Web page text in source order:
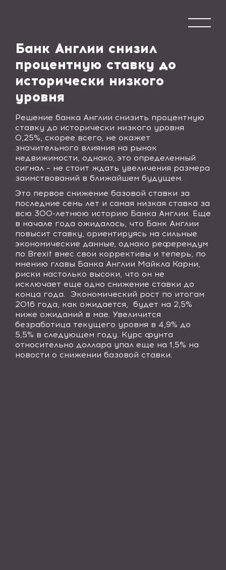
Банк Англии снизил
процентную ставку до
исторически низкого
уровня
Решение банка Англии снизить процентную
ставку до исторически низкого уровня
0,25%, скорее всего, не окажет
значительного влияния на рынок
недвижимости, однако, это определенный
сигнал – не стоит ждать увеличения размера
заимствований в ближайшем будущем.
Это первое снижение базовой ставки за
последние семь лет и самая низкая ставка за
всю 300-летнюю историю Банка Англии. Еще
в начале года ожидалось, что Банк Англии
повысит ставку, ориентируясь на сильные
экономические данные, однако референдум
по Brexit внес свои коррективы и теперь, по
мнению главы Банка Англии Майкла Карни,
риски настолько высоки, что он не
исключает еще одно снижение ставки до
конца года.
Экономический рост по итогам
2016 года, как ожидается, будет на 2,5%
ниже ожиданий в мае. Увеличится
безработица текущего уровня в 4,9% до
5,5% в следующем году. Курс фунта
относительно доллара упал еще на 1,5% на
новости о снижении базовой ставки.